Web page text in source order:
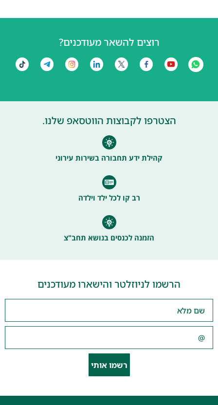
רוצים להשאר מעודכנים?
הצטרפו לקבוצות הווטסאפ שלנו.
קהילת ידע תחבורה בשירות עירוני
רב קו לכל ילד וילדה
הזמנה לכנסים בנושא תחב"צ
הרשמו לניוזלטר והישארו מעודכנים
רשמו אותי